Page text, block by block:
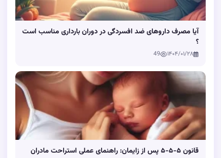
آیا مصرف داروهای ضد افسردگی در دوران بارداری مناسب است
؟
۱۴۰۴/۰۱/۲۸ 49
قانون ۵-۵-۵ پس از زایمان: راهنمای عملی استراحت مادران